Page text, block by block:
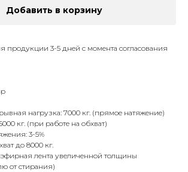
Добавить в корзину
продукции 3-5 дней с момента согласования
нагрузка: 7000 кг. (прямое натяжение)
кг. (при работе на обхват)
3-5%
до 8000 кг.
лента увеличенной толщины
от стирания)